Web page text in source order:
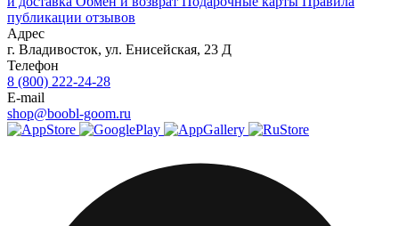
публикации отзывов
Адрес
г. Владивосток, ул. Енисейская, 23 Д
Телефон
8 (800) 222-24-28
E-mail
shop@boobl-goom.ru